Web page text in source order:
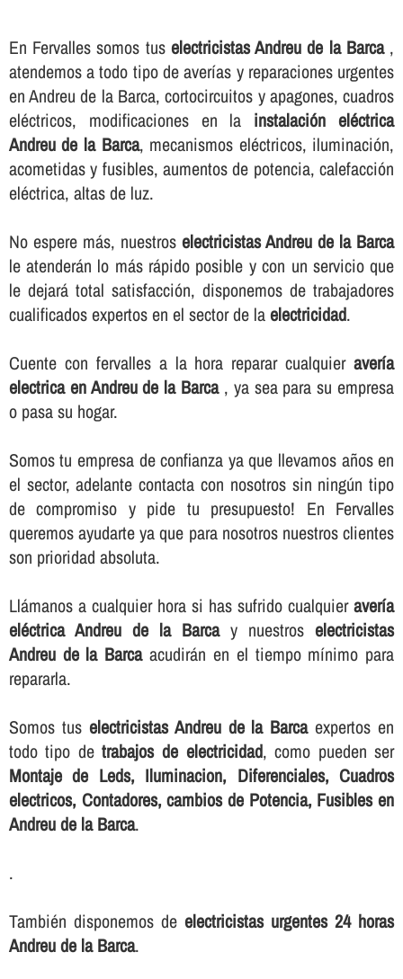
En Fervalles somos tus electricistas Andreu de la Barca,
atendemos a todo tipo de averí­as y reparaciones urgentes
en Andreu de la Barca, cortocircuitos y apagones, cuadros
eléctricos, modificaciones en la instalación eléctrica
Andreu de la Barca, mecanismos eléctricos, iluminación,
acometidas y fusibles, aumentos de potencia, calefacción
eléctrica, altas de luz.
No espere más, nuestros electricistas Andreu de la Barca
le atenderán lo más rápido posible y con un servicio que
le dejará total satisfacción, disponemos de trabajadores
cualificados expertos en el sector de laelectricidad.
Cuente con fervalles a la hora reparar cualquieraverí­a
electrica en Andreu de la Barca, ya sea para su empresa
o pasa su hogar.
Somos tu empresa de confianza ya que llevamos años en
el sector, adelante contacta con nosotros sin ningún tipo
de compromiso y pide tu presupuesto! En Fervalles
queremos ayudarte ya que para nosotros nuestros clientes
son prioridad absoluta.
Llámanos a cualquier hora si has sufrido cualquieraverí­a
eléctrica Andreu de la Barcay nuestroselectricistas
Andreu de la Barcaacudirán en el tiempo mí­nimo para
repararla.
Somos tus electricistas Andreu de la Barcaexpertos en
todo tipo detrabajos de electricidad, como pueden ser
Montaje de Leds, Iluminacion, Diferenciales, Cuadros
electricos, Contadores, cambios de Potencia, Fusibles en
Andreu de la Barca.
.
También disponemos de electricistas urgentes 24 horas
Andreu de la Barca.